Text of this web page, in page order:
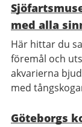
med alla
Här hittar du
föremål och
akvarierna
med
Göteborgs